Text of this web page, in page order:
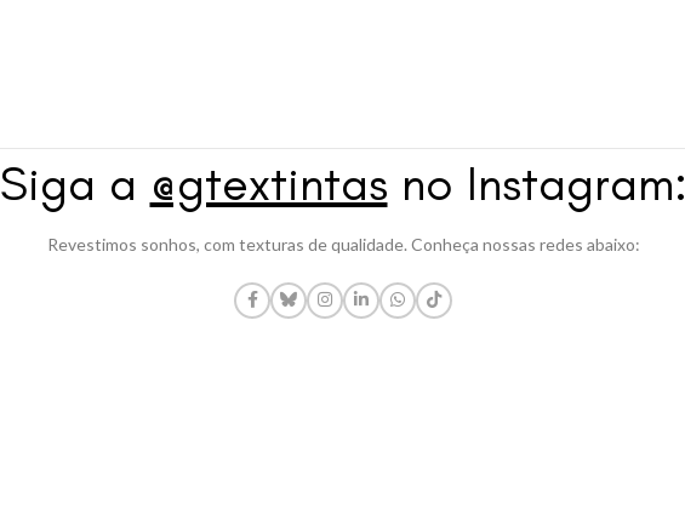
Siga a @gtextintas no Instagram:
Revestimos sonhos, com texturas de qualidade. Conheça nossas redes abaixo: